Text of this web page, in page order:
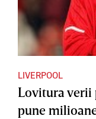
LIVERPOOL
Lovitura verii
pune